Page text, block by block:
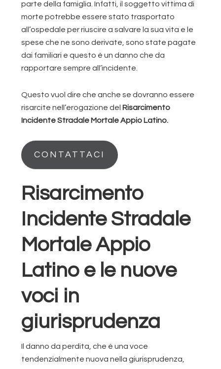
parte della famiglia. Infatti, il soggetto vittima di
morte potrebbe essere stato trasportato
all’ospedale per riuscire a salvare la sua vita e le
spese che ne sono derivate, sono state pagate
dai familiari e questo è un danno che da
rapportare sempre all’incidente.
Questo vuol dire che anche se dovranno essere
risarcite nell’erogazione del Risarcimento
Incidente Stradale Mortale Appio Latino.
CONTATTACI
Risarcimento
Incidente Stradale
Mortale Appio
Latino e le nuove
voci in
giurisprudenza
Il danno da perdita, che è una voce
tendenzialmente nuova nella giurisprudenza,